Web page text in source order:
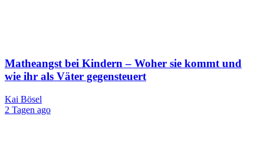
Matheangst bei Kindern – Woher sie kommt und
wie ihr als Väter gegensteuert
Kai Bösel
2 Tagen ago